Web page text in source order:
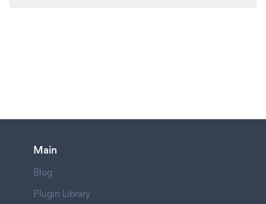
Main
Blog
Plugin Library